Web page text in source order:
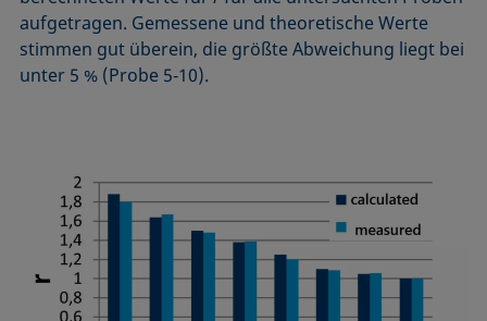
aufgetragen. Gemessene und theoretische Werte
stimmen gut überein, die größte Abweichung liegt bei
unter 5 % (Probe 5‑10).